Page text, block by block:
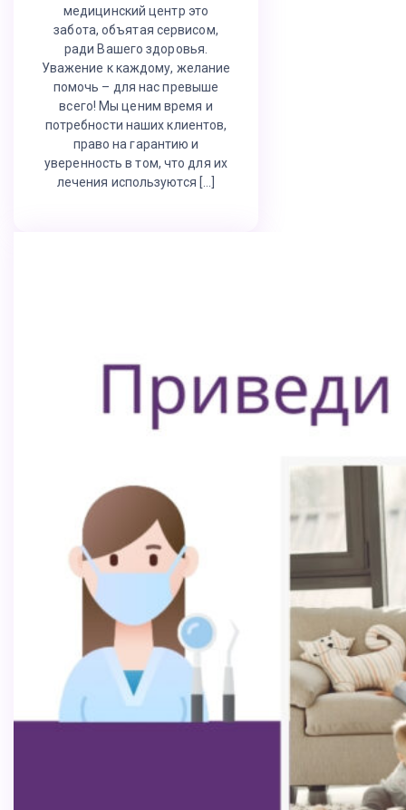
медицинский центр это
забота, объятая сервисом,
ради Вашего здоровья.
Уважение к каждому, желание
помочь – для нас превыше
всего! Мы ценим время и
потребности наших клиентов,
право на гарантию и
уверенность в том, что для их
лечения используются […]